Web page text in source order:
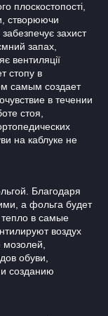
плоскостопості,
створюючи
захист
запах,
вентиляції
стопу в
самым создает
в течении
стоя,
на каблуке не
Благодаря
а фольга будет
в самые
воздух
обуви,
созданию